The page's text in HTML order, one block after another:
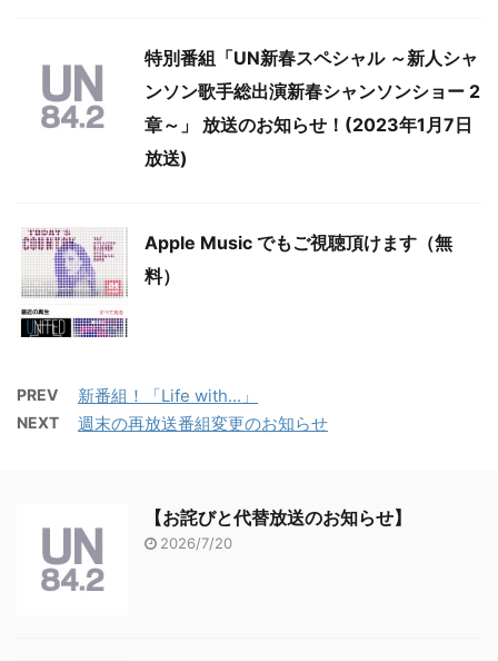
特別番組「UN新春スペシャル ～新人シャ
ンソン歌手総出演新春シャンソンショー 2
章～」 放送のお知らせ！(2023年1月7日
放送)
Apple Music でもご視聴頂けます（無
料）
PREV 新番組！「Life with...」
NEXT 週末の再放送番組変更のお知らせ
【お詫びと代替放送のお知らせ】
2026/7/20